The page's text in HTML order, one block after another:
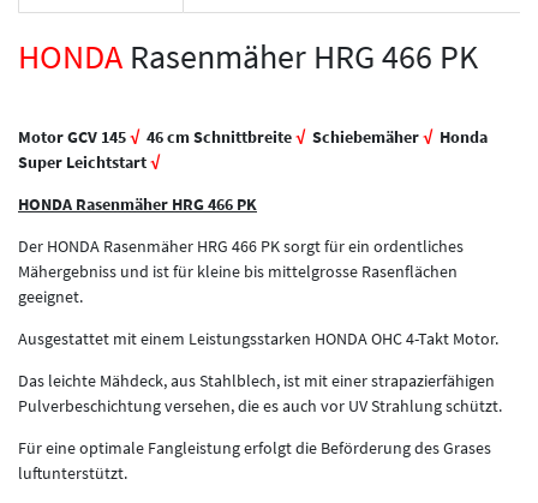
HONDA Rasenmäher HRG 466 PK
Motor GCV 145√46 cm Schnittbreite√Schiebemäher√ Honda
Super Leichtstart√
HONDA Rasenmäher HRG 466 PK
Der HONDA Rasenmäher HRG 466 PK sorgt für ein ordentliches
Mähergebniss und ist für kleine bis mittelgrosse Rasenflächen
geeignet.
Ausgestattet mit einem Leistungsstarken HONDA OHC 4-Takt Motor.
Das leichte Mähdeck, aus Stahlblech, ist mit einer strapazierfähigen
Pulverbeschichtung versehen, die es auch vor UV Strahlung schützt.
Für eine optimale Fangleistung erfolgt die Beförderung des Grases
luftunterstützt.